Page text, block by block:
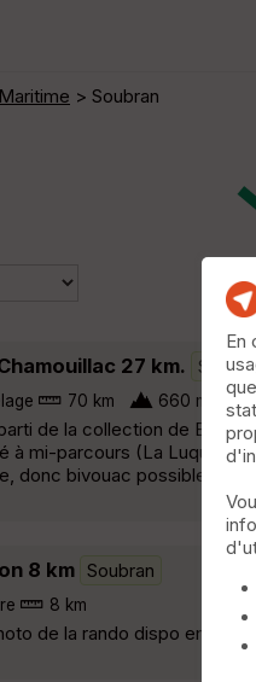
> Soubran
27 km.
70 km 660 m
de la collection de
à mi-parcours (La Luque)
donc bivouac possible
8 km Soubran
8 km
de la rando dispo en
En